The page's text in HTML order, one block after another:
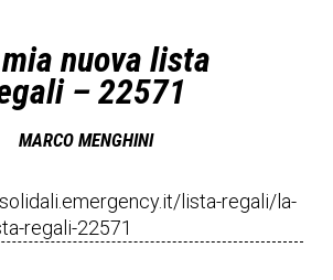
nuova lista
– 22571
MARCO MENGHINI
lista-regali/la-
regali-22571